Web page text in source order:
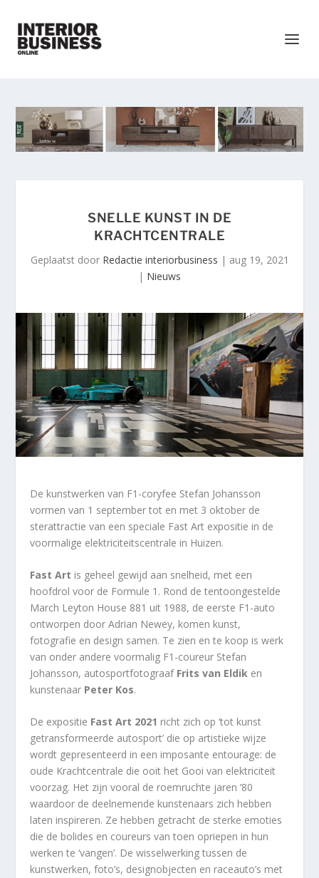
SNELLE KUNST IN DE
KRACHTCENTRALE
Geplaatst door Redactie interiorbusiness | aug 19, 2021
| Nieuws
De kunstwerken van F1-coryfee Stefan Johansson
vormen van 1 september tot en met 3 oktober de
sterattractie van een speciale Fast Art expositie in de
voormalige elektriciteitscentrale in Huizen.
Fast Art is geheel gewijd aan snelheid, met een
hoofdrol voor de Formule 1. Rond de tentoongestelde
March Leyton House 881 uit 1988, de eerste F1-auto
ontworpen door Adrian Newey, komen kunst,
fotografie en design samen. Te zien en te koop is werk
van onder andere voormalig F1-coureur Stefan
Johansson, autosportfotograaf Frits van Eldik en
kunstenaar Peter Kos.
De expositie Fast Art 2021 richt zich op ‘tot kunst
getransformeerde autosport’ die op artistieke wijze
wordt gepresenteerd in een imposante entourage: de
oude Krachtcentrale die ooit het Gooi van elektriciteit
voorzag. Het zijn vooral de roemruchte jaren ’80
waardoor de deelnemende kunstenaars zich hebben
laten inspireren. Ze hebben getracht de sterke emoties
die de bolides en coureurs van toen opriepen in hun
werken te ‘vangen’. De wisselwerking tussen de
kunstwerken, foto’s, designobjecten en raceauto’s met